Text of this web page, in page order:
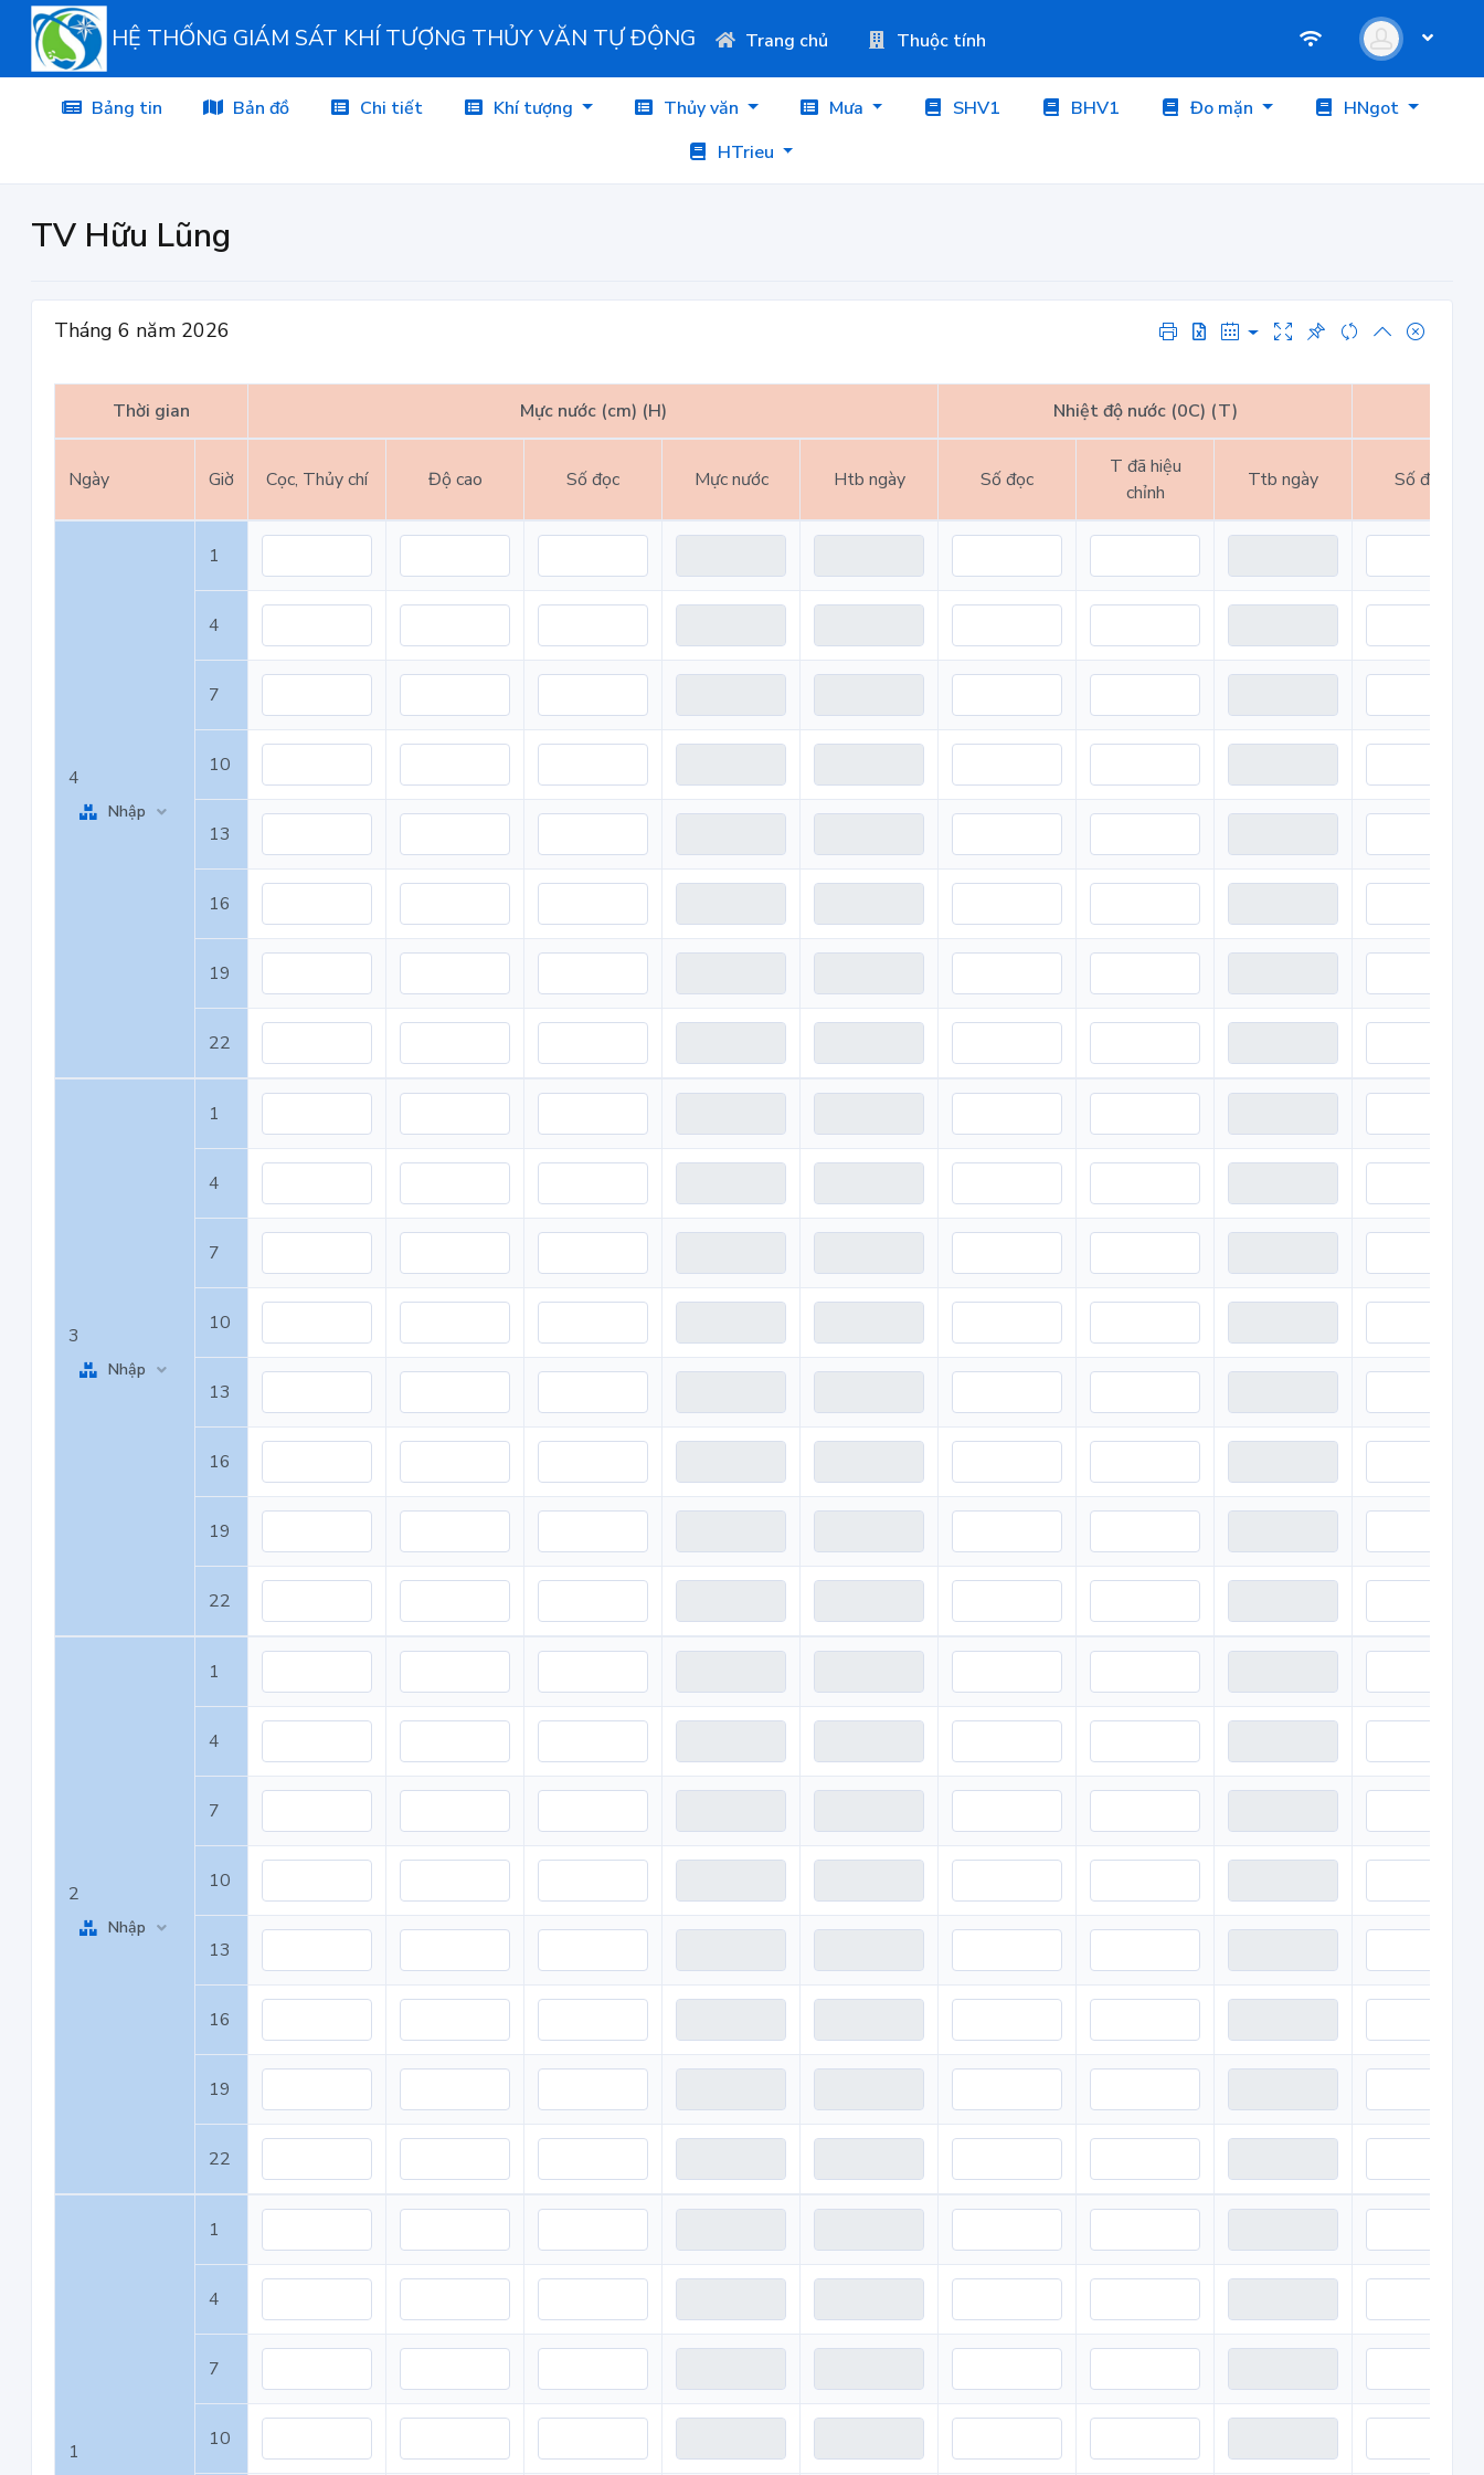
HỆ THỐNG GIÁM SÁT KHÍ TƯỢNG THỦY VĂN TỰ ĐỘNG Trang chủ Thuộc tính
Bảng tin Bản đồ Chi tiết Khí tượng Thủy văn Mưa SHV1 BHV1 Đo mặn
HNgot
HTrieu
TV Hữu Lũng
Tháng 6 năm 2026
Thời gian Mực nước (cm) (H) Nhiệt độ nước (0C) (T)
Ngày Giờ Cọc, Thủy chí Độ cao Số đọc Mực nước Htb ngày Số đọc
T đã hiệu
chỉnh
Ttb ngày Số đọc
4
Nhập
1
4
7
10
13
16
19
22
3
Nhập
1
4
7
10
13
16
19
22
2
Nhập
1
4
7
10
13
16
19
22
1
1
4
7
10